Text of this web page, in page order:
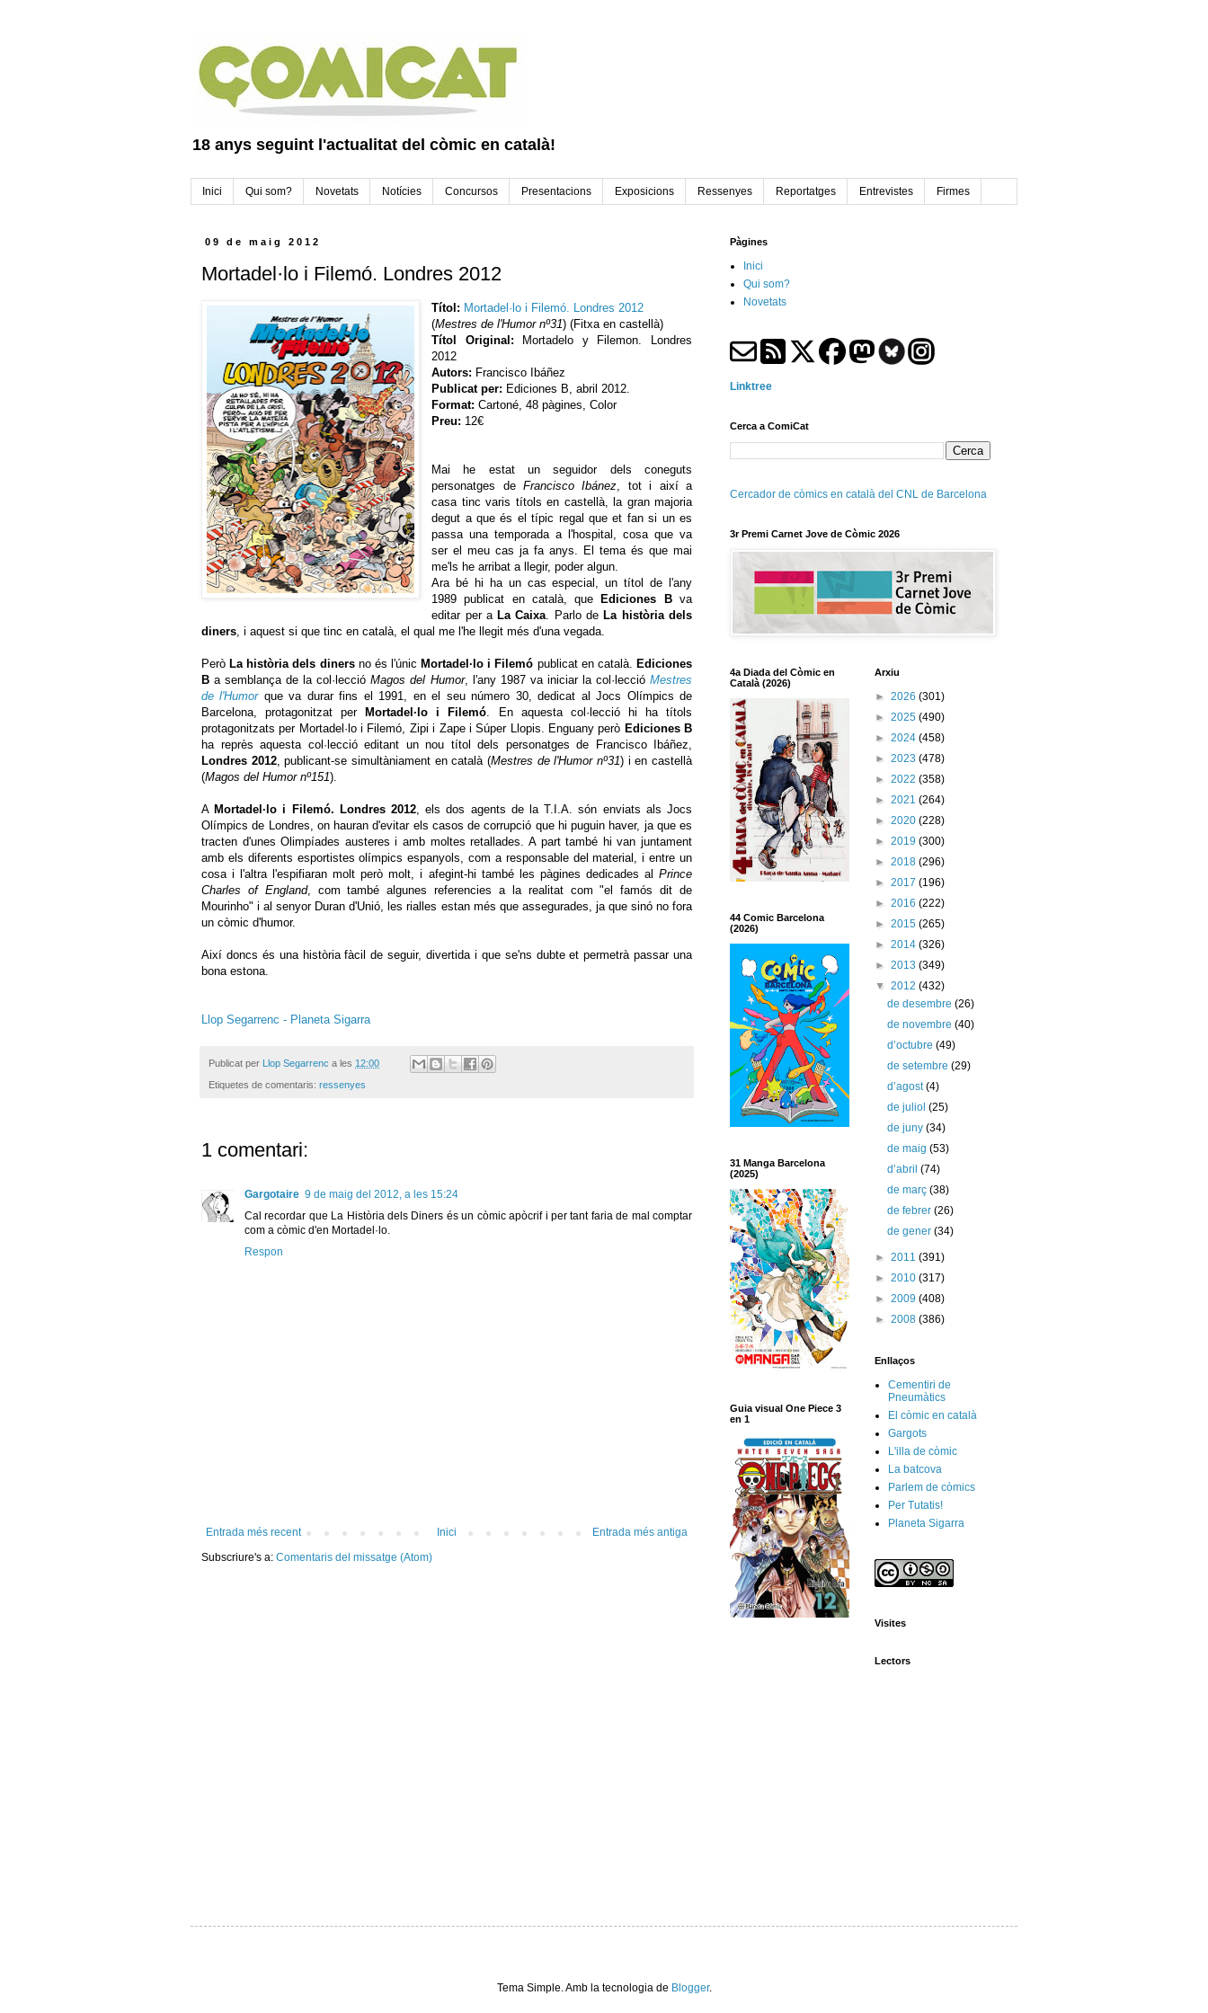
18 anys seguint l'actualitat del còmic en català!
Inici Qui som? Novetats Notícies Concursos Presentacions Exposicions Ressenyes Reportatges Entrevistes Firmes
09 de maig 2012
Mortadel·lo i Filemó. Londres 2012
Títol: Mortadel·lo i Filemó. Londres 2012
(Mestres de l'Humor nº31) (Fitxa en castellà)
Títol Original: Mortadelo y Filemon. Londres
2012
Autors: Francisco Ibáñez
Publicat per: Ediciones B, abril 2012.
Format: Cartoné, 48 pàgines, Color
Preu: 12€
Mai he estat un seguidor dels coneguts
personatges de Francisco Ibánez, tot i així a
casa tinc varis títols en castellà, la gran majoria
degut a que és el típic regal que et fan si un es
passa una temporada a l'hospital, cosa que va
ser el meu cas ja fa anys. El tema és que mai
me'ls he arribat a llegir, poder algun.
Ara bé hi ha un cas especial, un títol de l'any
1989 publicat en català, que
Ediciones Bva
editar per a La Caixa. Parlo de La història dels
diners, i aquest si que tinc en català, el qual me l'he llegit més d'una vegada.
Però La història dels dinersno és l'únic Mortadel·lo i Filemó publicat en català. Ediciones
B a semblança de la col·leccióMagos del Humor, l'any 1987 va iniciar la col·leccióMestres
de l'Humorque va durar fins el 1991, en el seu número 30, dedicat al Jocs Olímpics de
Barcelona, protagonitzat per
Mortadel·lo i Filemó. En aquesta col·lecció hi ha títols
protagonitzats per Mortadel·lo i Filemó, Zipi i Zape i Súper Llopis. Enguany però Ediciones B
ha reprès aquesta col·lecció editant un nou títol dels personatges de Francisco Ibáñez,
Londres 2012, publicant-se simultàniament en català (Mestres de l'Humor nº31) i en castellà
(Magos del Humor nº151).
A Mortadel·lo i Filemó. Londres 2012, els dos agents de la T.I.A. són enviats als Jocs
Olímpics de Londres, on hauran d'evitar els casos de corrupció que hi puguin haver, ja que es
tracten d'unes Olimpíades austeres i amb moltes retallades. A part també hi van juntament
amb els diferents esportistes olímpics espanyols, com a responsable del material, i entre un
cosa i l'altra l'espifiaran molt però molt, i afegint-hi també les pàgines dedicades al Prince
Charles of England, com també algunes referencies a la realitat com "el famós dit de
Mourinho" i al senyor Duran d'Unió, les rialles estan més que assegurades, ja que sinó no fora
un còmic d'humor.
Així doncs és una història fàcil de seguir, divertida i que se'ns dubte et permetrà passar una
bona estona.
Llop Segarrenc - Planeta Sigarra
Publicat per Llop Segarrenc a les 12:00
Etiquetes de comentaris: ressenyes
1 comentari:
Gargotaire 9 de maig del 2012, a les 15:24
Cal recordar que La Història dels Diners és un còmic apòcrif i per tant faria de mal comptar
com a còmic d'en Mortadel·lo.
Respon
Entrada més recent Entrada més antiga
Inici
Subscriure's a: Comentaris del missatge (Atom)
Pàgines
Inici
Qui som?
Novetats
Linktree
Cerca a ComiCat
Cercador de còmics en català del CNL de Barcelona
3r Premi Carnet Jove de Còmic 2026
4a Diada del Còmic en
Català (2026)
44 Comic Barcelona
(2026)
31 Manga Barcelona
(2025)
Guia visual One Piece 3
en 1
Arxiu
► 2026 (301)
► 2025 (490)
► 2024 (458)
► 2023 (478)
► 2022 (358)
► 2021 (264)
► 2020 (228)
► 2019 (300)
► 2018 (296)
► 2017 (196)
► 2016 (222)
► 2015 (265)
► 2014 (326)
► 2013 (349)
▼ 2012 (432)
de desembre(26)
de novembre(40)
d’octubre(49)
de setembre(29)
d’agost(4)
de juliol(25)
de juny(34)
de maig(53)
d’abril(74)
de març(38)
de febrer(26)
de gener(34)
► 2011 (391)
► 2010 (317)
► 2009 (408)
► 2008 (386)
Enllaços
Cementiri de
Pneumàtics
El còmic en català
Gargots
L'illa de còmic
La batcova
Parlem de còmics
Per Tutatis!
Planeta Sigarra
Visites
Lectors
Tema Simple. Amb la tecnologia de Blogger.